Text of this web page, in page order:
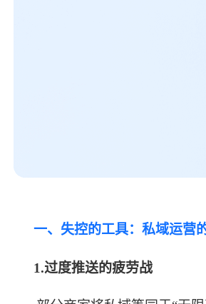
一、失控的工具：私域运营
1.过度推送的疲劳战